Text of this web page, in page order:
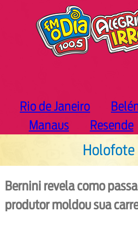
Rio de Janeiro
Manaus
Resende
Holofote
Bernini revela como
produtor moldou sua